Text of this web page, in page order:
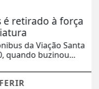
à força
da Viação Santa
buzinou...